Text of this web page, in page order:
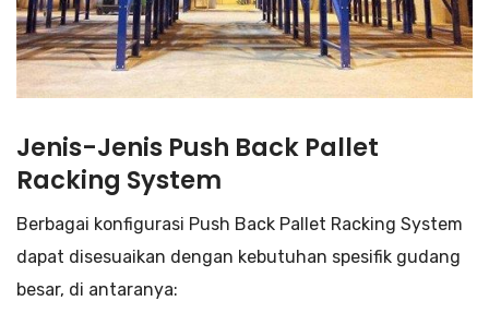
Jenis-Jenis Push Back Pallet
Racking System
Berbagai konfigurasi Push Back Pallet Racking System
dapat disesuaikan dengan kebutuhan spesifik gudang
besar, di antaranya: